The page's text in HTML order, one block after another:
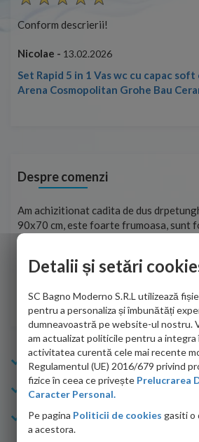
Conform descrierii!
Nicolae - 13.02.2026
Set Rapid 5 in 1 Vas wc cu capac
Arena Cosmopolitan Grohe Bau
Despre comenzi
Am achizitionat cadita de dus
90x70 cm, este foarte frumoasa, sunt
de personalul firmei dvs. cu care am
adus coletul in siguranta.Numai bine, va
Sofrone Viviana -28.07.2026
Info Bagno
Cumparaturi
Suport clienti
Detalii și setări
SC Bagno Moderno S.R.L utilizează
pentru a personaliza și îmbunătăți
dumneavoastră pe website-ul nostru.
am actualizat politicile pentru a integra
activitatea curentă cele mai recente
Regulamentul (UE) 2016/679 privind
fizice în ceea ce privește Prelucrarea
Caracter Personal.
Pe pagina Politicii de cookies gasiti o
a acestora.